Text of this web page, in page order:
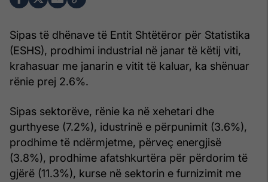
Sipas të dhënave të Entit Shtëtëror për Statistika
(ESHS), prodhimi industrial në janar të këtij viti,
krahasuar me janarin e vitit të kaluar, ka shënuar
rënie prej 2.6%.
Sipas sektorëve, rënie ka në xehetari dhe
gurthyese (7.2%), idustrinë e përpunimit (3.6%),
prodhime të ndërmjetme, përveç energjisë
(3.8%), prodhime afatshkurtëra për përdorim të
gjërë (11.3%), kurse në sektorin e furnizimit me